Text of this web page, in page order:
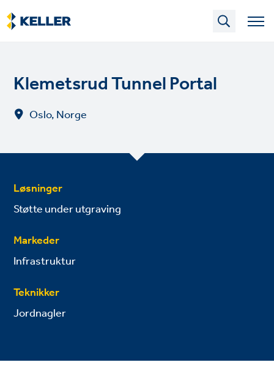
Skip
to
main
Klemetsrud Tunnel Portal
Oslo, Norge
Løsninger
Støtte under utgraving
Markeder
Infrastruktur
Teknikker
Jordnagler